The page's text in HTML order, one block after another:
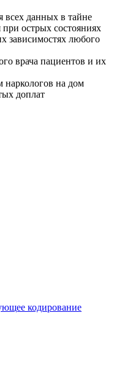
данных в тайне
острых состояниях
зависимостях любого
врача пациентов и их
на дом
доплат
кодирование